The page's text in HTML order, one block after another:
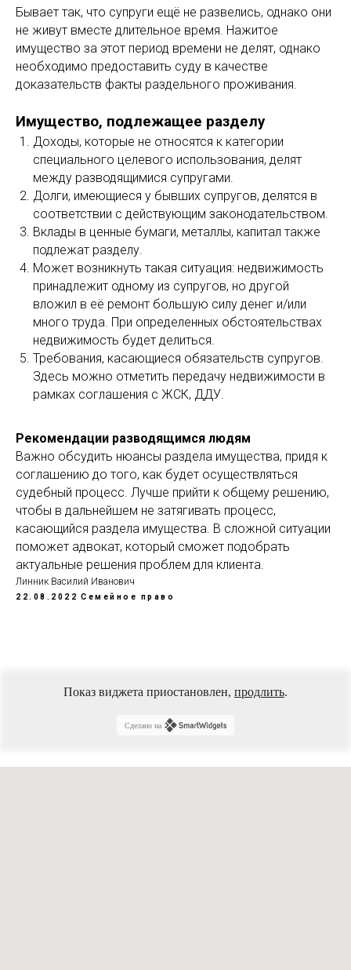
Бывает так, что супруги ещё не развелись, однако они
не живут вместе длительное время. Нажитое
имущество за этот период времени не делят, однако
необходимо предоставить суду в качестве
доказательств факты раздельного проживания.
Имущество, подлежащее разделу
Доходы, которые не относятся к категории
специального целевого использования, делят
между разводящимися супругами.
Долги, имеющиеся у бывших супругов, делятся в
соответствии с действующим законодательством.
Вклады в ценные бумаги, металлы, капитал также
подлежат разделу.
Может возникнуть такая ситуация: недвижимость
принадлежит одному из супругов, но другой
вложил в её ремонт большую силу денег и/или
много труда. При определенных обстоятельствах
недвижимость будет делиться.
Требования, касающиеся обязательств супругов.
Здесь можно отметить передачу недвижимости в
рамках соглашения с ЖСК, ДДУ.
Рекомендации разводящимся людям
Важно обсудить нюансы раздела имущества, придя к
соглашению до того, как будет осуществляться
судебный процесс. Лучше прийти к общему решению,
чтобы в дальнейшем не затягивать процесс,
касающийся раздела имущества. В сложной ситуации
поможет адвокат, который сможет подобрать
актуальные решения проблем для клиента.
Линник Василий Иванович
22.08.2022 Семейное право
Показ виджета приостановлен, продлить.
Сделано на